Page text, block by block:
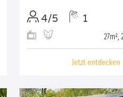
4/5 1
27m²,
Jetzt entdecken